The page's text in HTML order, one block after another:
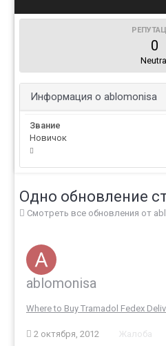
0
Neutral
Информация о ablomonisa
Звание
Новичок
Одно обновление
Смотреть все обновления от
ablomonisa
Where to Buy Tramadol Fedex
2 октября, 2012 Жалоба